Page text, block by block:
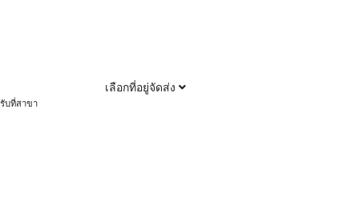
เลือกที่อยู่จัดส่ง
รับที่สาขา